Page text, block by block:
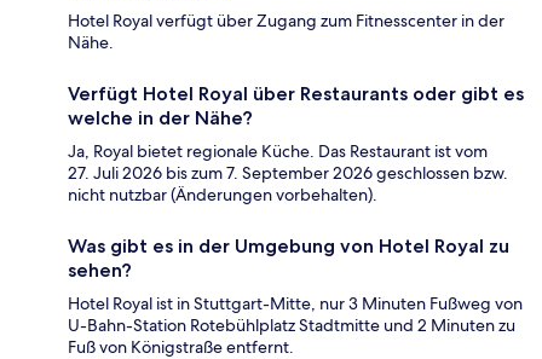
Hotel Royal verfügt über Zugang zum Fitnesscenter in der
Nähe.
Verfügt Hotel Royal über Restaurants oder gibt es
welche in der Nähe?
Ja, Royal bietet regionale Küche. Das Restaurant ist vom
27. Juli 2026 bis zum 7. September 2026 geschlossen bzw.
nicht nutzbar (Änderungen vorbehalten).
Was gibt es in der Umgebung von Hotel Royal zu
sehen?
Hotel Royal ist in Stuttgart-Mitte, nur 3 Minuten Fußweg von
U-Bahn-Station Rotebühlplatz Stadtmitte und 2 Minuten zu
Fuß von Königstraße entfernt.